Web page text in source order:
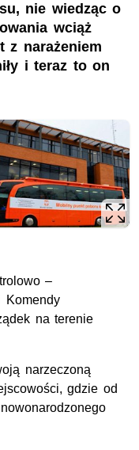
nie wiedząc o
wciąż
z narażeniem
i teraz to on
–
Komendy
na terenie
narzeczoną
gdzie od